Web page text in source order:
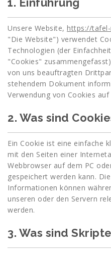
Unsere Website, https://
"Die Website") verwendet
Technologien (der
"Cookies"
von uns beauftragten
stehendem Dokument
Verwendung von Cookies
2. Was sind
Ein Cookie ist eine einfache
mit den Seiten einer
Webbrowser auf dem PC
gespeichert werden kann.
Informationen können
unseren oder den Servern
werden.
3. Was sind